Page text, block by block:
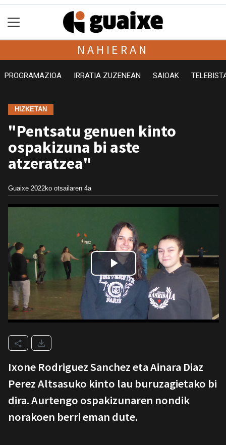
NAHIERAN
PROGRAMAZIOA IRRATIA ZUZENEAN SAIOAK
HIZKETAN
"Pentsatu genuen kinto
ospakizuna bi aste
atzeratzea"
Guaixe 2022ko otsailaren 4a
Ixone Rodriguez Sanchez eta Ainara Diaz
Perez Altsasuko kinto lau buruzagietako bi
dira. Aurtengo ospakizunaren nondik
norakoen berri eman dute.